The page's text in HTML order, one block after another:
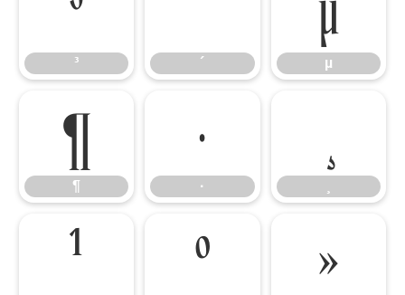
³ ´ µ
¶
¶
·
·
¸
¹ º »